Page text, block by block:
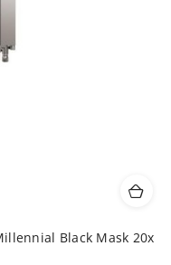
Black Mask 20x